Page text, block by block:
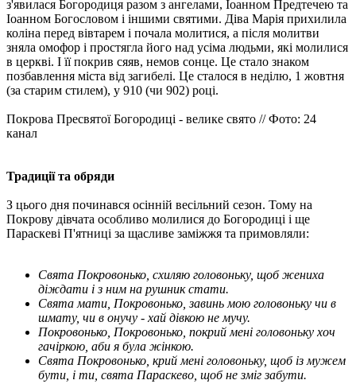
з'явилася Богородиця разом з ангелами, Іоанном Предтечею та
Іоанном Богословом і іншими святими. Діва Марія прихилила
коліна перед вівтарем і почала молитися, а після молитви
зняла омофор і простягла його над усіма людьми, які молилися
в церкві. І її покрив сяяв, немов сонце. Це стало знаком
позбавлення міста від загибелі. Це сталося в неділю, 1 жовтня
(за старим стилем), у 910 (чи 902) році.
Покрова Пресвятої Богородиці - велике свято // Фото: 24
канал
Традиції та обряди
З цього дня починався осінній весільний сезон. Тому на
Покрову дівчата особливо молилися до Богородиці і ще
Параскеві П'ятниці за щасливе заміжжя та примовляли:
Свята Покровонько, схиляю головоньку, щоб жениха
діждати і з ним на рушник стати.
Свята мати, Покровонько, завинь мою головоньку чи в
шмату, чи в онучу - хай дівкою не мучу.
Покровонько, Покровонько, покрий мені головоньку хоч
гачіркою, аби я була жінкою.
Свята Покровонько, крий мені головоньку, щоб із мужем
бути, і ти, свята Параскево, щоб не зміг забути.